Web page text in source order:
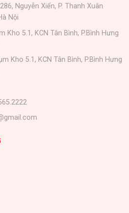
Nguyễn Xiển, P. Thanh Xuân
Nội
Kho 5.1, KCN Tân Bình, P.Bình Hưng
Kho 5.1, KCN Tân Bình, P.Bình Hưng